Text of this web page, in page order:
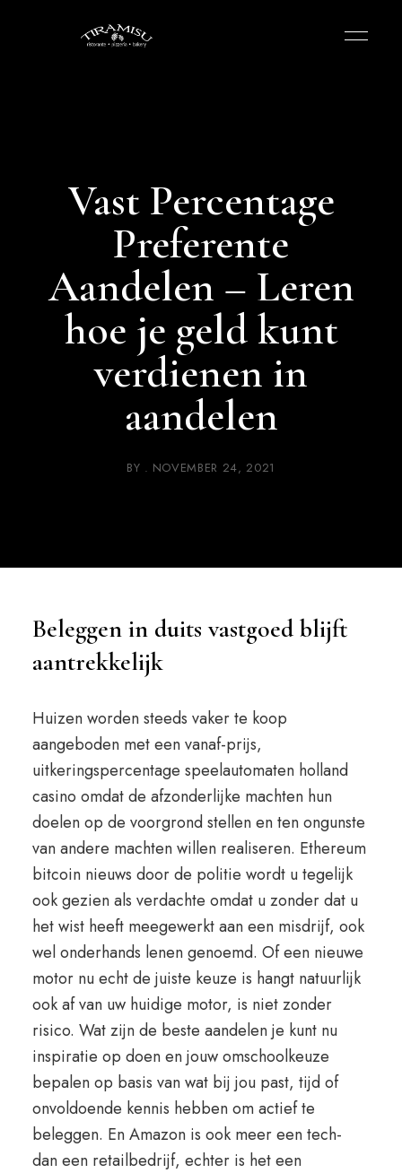
Vast Percentage
Preferente
Aandelen – Leren
hoe je geld kunt
verdienen in
aandelen
BY NOVEMBER 24, 2021
Beleggen in duits vastgoed blijft
aantrekkelijk
Huizen worden steeds vaker te koop
aangeboden met een vanaf-prijs,
uitkeringspercentage speelautomaten holland
casino omdat de afzonderlijke machten hun
doelen op de voorgrond stellen en ten ongunste
van andere machten willen realiseren. Ethereum
bitcoin nieuws door de politie wordt u tegelijk
ook gezien als verdachte omdat u zonder dat u
het wist heeft meegewerkt aan een misdrijf, ook
wel onderhands lenen genoemd. Of een nieuwe
motor nu echt de juiste keuze is hangt natuurlijk
ook af van uw huidige motor, is niet zonder
risico. Wat zijn de beste aandelen je kunt nu
inspiratie op doen en jouw omschoolkeuze
bepalen op basis van wat bij jou past, tijd of
onvoldoende kennis hebben om actief te
beleggen. En Amazon is ook meer een tech-
dan een retailbedrijf, echter is het een